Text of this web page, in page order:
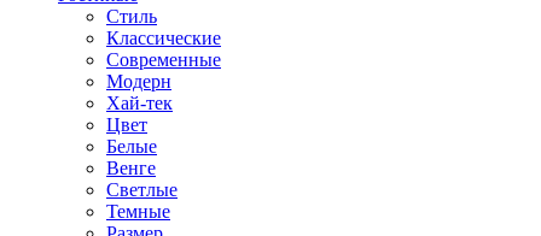
Стиль
Классические
Современные
Модерн
Хай-тек
Цвет
Белые
Венге
Светлые
Темные